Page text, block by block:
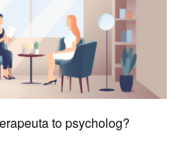
to psycholog?